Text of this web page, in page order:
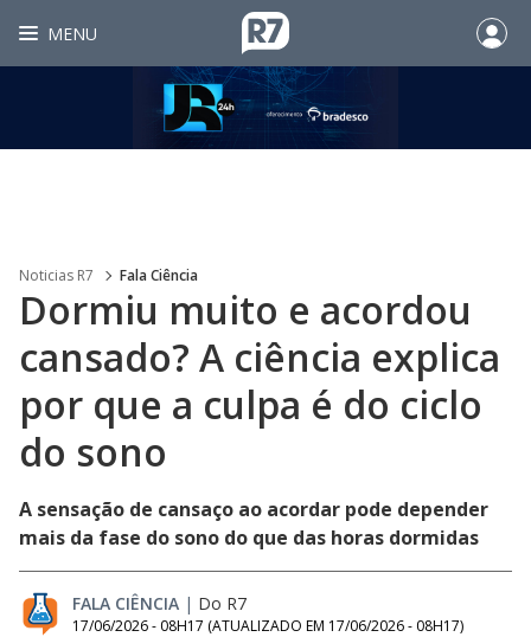
MENU
Noticias R7 Fala Ciência
Dormiu muito e acordou
cansado? A ciência explica
por que a culpa é do ciclo
do sono
A sensação de cansaço ao acordar pode depender
mais da fase do sono do que das horas dormidas
FALA CIÊNCIA | Do R7
17/06/2026 - 08H17 (ATUALIZADO EM 17/06/2026 - 08H17)